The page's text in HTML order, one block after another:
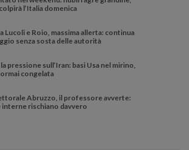
l’Italia domenica
Lucoli e Roio, massima allerta: continua
senza sosta delle autorità
pressione sull’Iran: basi Usa nel mirino,
congelata
Abruzzo, il professore avverte:
interne rischiano davvero